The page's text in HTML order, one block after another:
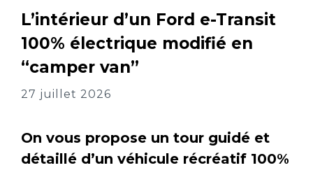
L’intérieur d’un Ford e-Transit
100% électrique modifié en
“camper van”
27 juillet 2026
On vous propose un tour guidé et
détaillé d’un véhicule récréatif 100%